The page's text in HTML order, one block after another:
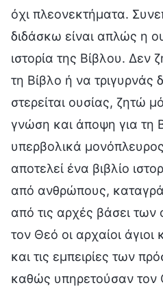
όχι πλεονεκτήματα.
διδάσκω είναι απλώς η
ιστορία της Βίβλου. Δεν
τη Βίβλο ή να τριγυρνάς
στερείται ουσίας, ζητώ
γνώση και άποψη για τη
υπερβολικά
αποτελεί ένα βιβλίο
από ανθρώπους,
από τις αρχές βάσει
τον Θεό οι αρχαίοι
και τις εμπειρίες των
καθώς υπηρετούσαν